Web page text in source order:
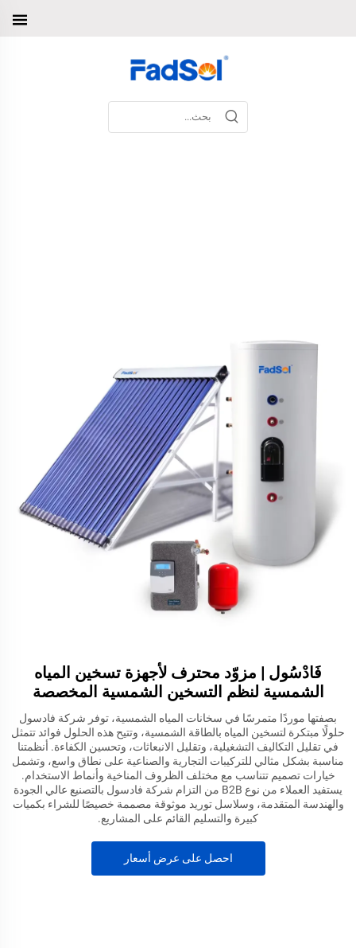
فَادْسُول | مزوّد محترف لأجهزة تسخين المياه
الشمسية لنظم التسخين الشمسية المخصصة
بصفتها موردًا متمرسًا في سخانات المياه الشمسية، توفر شركة فادسول
حلولًا مبتكرة لتسخين المياه بالطاقة الشمسية، وتتيح هذه الحلول فوائد تتمثل
في تقليل التكاليف التشغيلية، وتقليل الانبعاثات، وتحسين الكفاءة. أنظمتنا
مناسبة بشكل مثالي للتركيبات التجارية والصناعية على نطاق واسع، وتشمل
خيارات تصميم تتناسب مع مختلف الظروف المناخية وأنماط الاستخدام.
يستفيد العملاء من نوع B2B من التزام شركة فادسول بالتصنيع عالي الجودة
والهندسة المتقدمة، وسلاسل توريد موثوقة مصممة خصيصًا للشراء بكميات
كبيرة والتسليم القائم على المشاريع.
احصل على عرض أسعار